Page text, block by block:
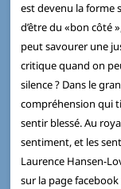
est devenu la forme
d’être du «bon côté
peut savourer une
critique quand on
silence ? Dans le
compréhension qui
sentir blessé. Au
sentiment, et les
Laurence Hansen-
sur la page